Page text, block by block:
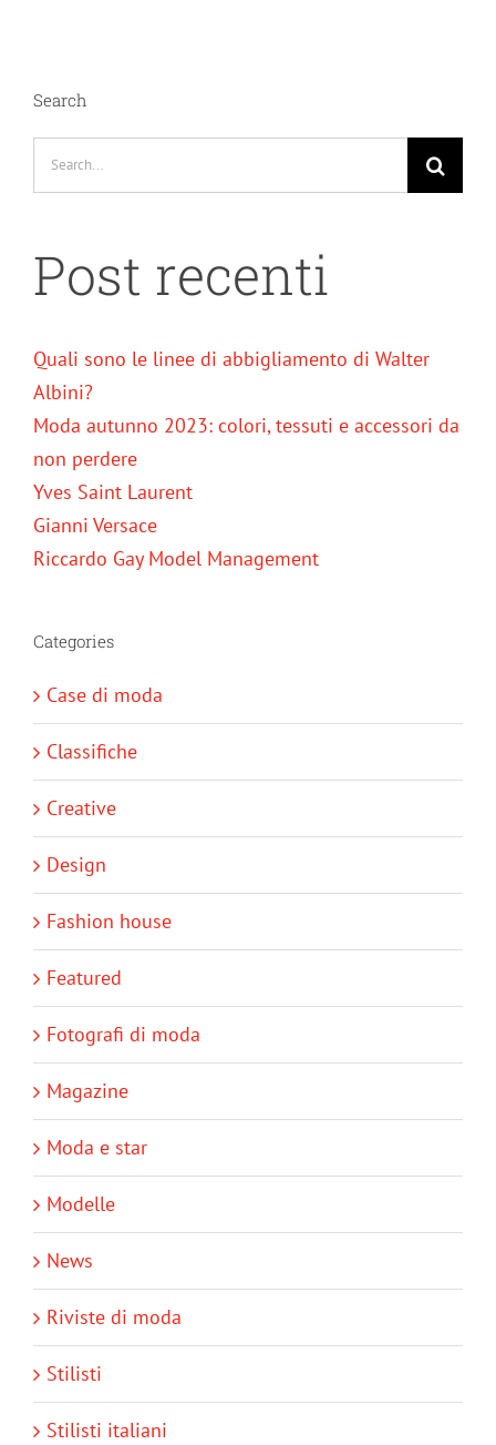
Search
Post recenti
Quali sono le linee di abbigliamento di Walter
Albini?
Moda autunno 2023: colori, tessuti e accessori da
non perdere
Yves Saint Laurent
Gianni Versace
Riccardo Gay Model Management
Categories
Case di moda
Classifiche
Creative
Design
Fashion house
Featured
Fotografi di moda
Magazine
Moda e star
Modelle
News
Riviste di moda
Stilisti
Stilisti italiani